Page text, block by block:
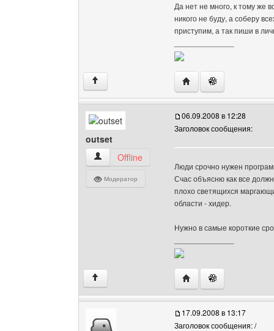
Да нет не много, к тому же
никого не буду, а соберу
приступим, а так пиши в
↑ Посетить сайт
outset
outset Посмотреть профиль
Offline
Модератор
06.09.2008 в 12:28
Заголовок сообщения:
Люди срочно нужен
Счас объясню как все
плохо светящихся
области - хидер.
Нужно в самые короткие
↑ Посетить сайт
17.09.2008 в 13:17
Заголовок сообщения: /